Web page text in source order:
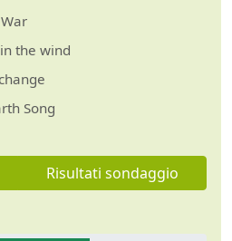
the wind
Song
Risultati sondaggio